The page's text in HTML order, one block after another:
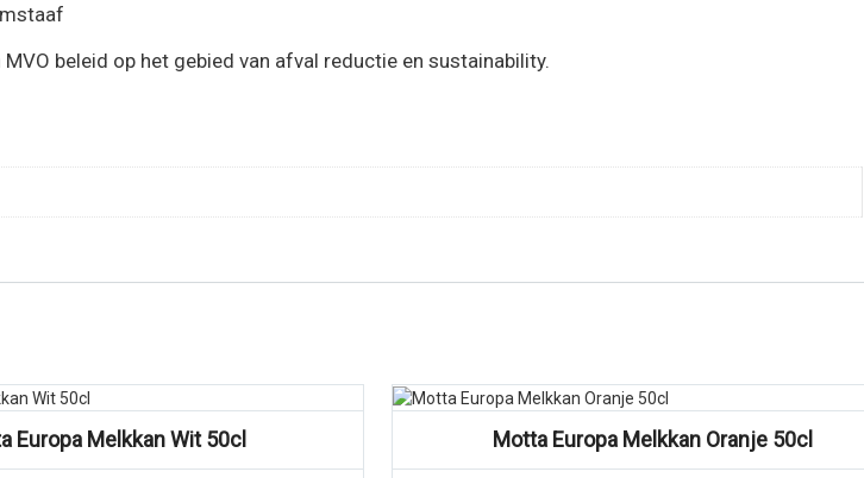
beleid op het gebied van afval reductie en sustainability.
Europa Melkkan Wit 50cl
Vergelijk
Motta Europa Melkkan Oranje 50cl